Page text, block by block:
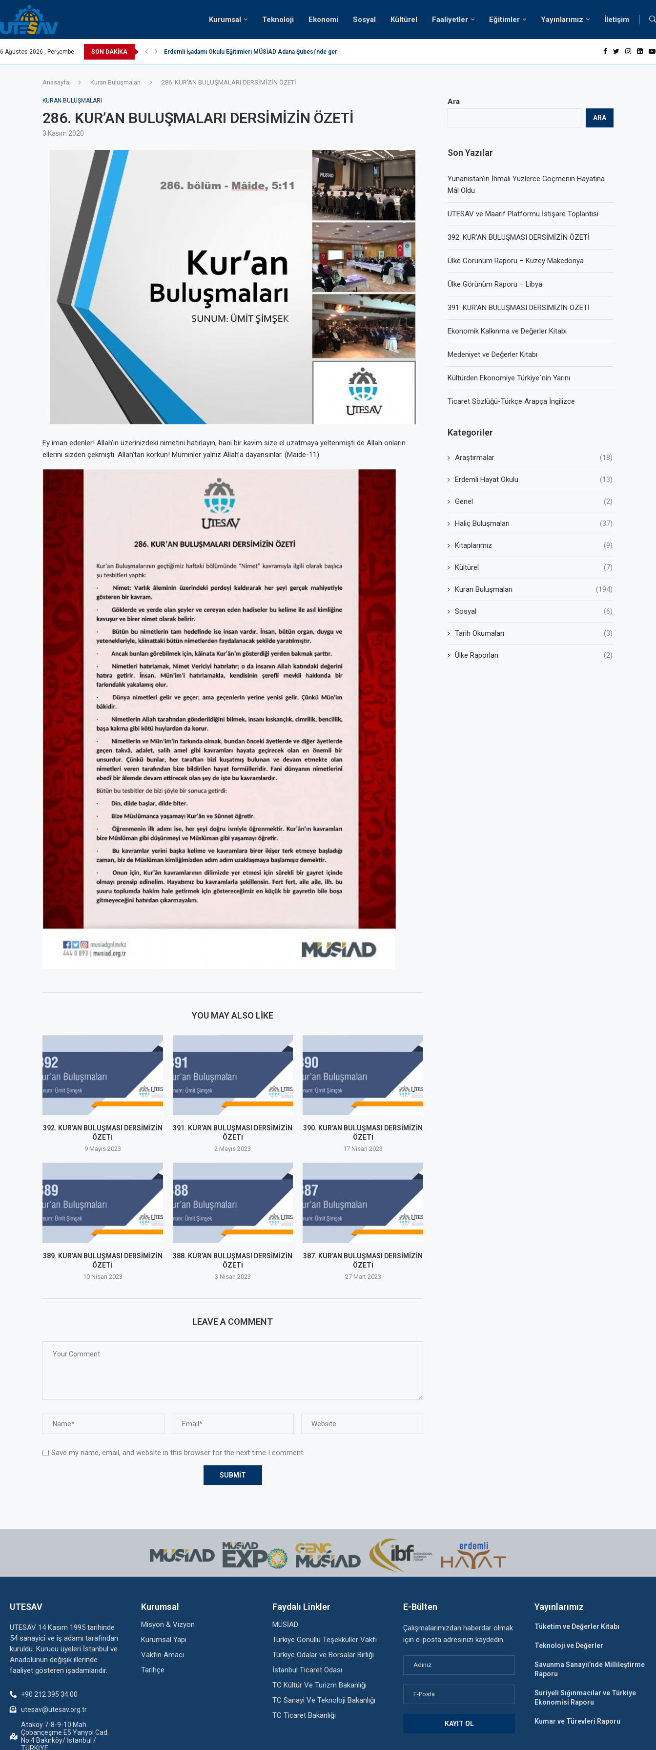
Kurumsal Teknoloji Ekonomi Sosyal Kültürel Faaliyetler Eğitimler Yayınlarımız İletişim
6 Ağustos 2026 , Perşembe SON DAKIKA Erdemli İşadamı Okulu Eğitimleri MÜSİAD Adana Şubesi’nde gerçekleştirildi.
Anasayfa Kuran Buluşmaları 286. KUR’AN BULUŞMALARI DERSİMİZİN ÖZETİ
KURAN BULUŞMALARI
286. KUR’AN BULUŞMALARI DERSİMİZİN ÖZETİ
3 Kasım 2020
Ey iman edenler! Allah’ın üzerinizdeki nimetini hatırlayın; hani bir kavim size el uzatmaya yeltenmişti de Allah onların
ellerini sizden çekmişti. Allah’tan korkun! Müminler yalnız Allah’a dayansınlar. (Maide-11)
YOU MAY ALSO LIKE
392. KUR’AN BULUŞMASI DERSİMİZİN
ÖZETİ
9 Mayıs 2023
391. KUR’AN BULUŞMASI DERSİMİZİN
ÖZETİ
2 Mayıs 2023
390. KUR’AN BULUŞMASI DERSİMİZİN
ÖZETİ
17 Nisan 2023
389. KUR’AN BULUŞMASI DERSİMİZİN
ÖZETİ
10 Nisan 2023
388. KUR’AN BULUŞMASI DERSİMİZİN
ÖZETİ
3 Nisan 2023
387. KUR’AN BULUŞMASI DERSİMİZİN
ÖZETİ
27 Mart 2023
LEAVE A COMMENT
Save my name, email, and website in this browser for the next time I comment.
Ara
ARA
Son Yazılar
Yunanistan’ın İhmali Yüzlerce Göçmenin Hayatına
Mâl Oldu
UTESAV ve Maarif Platformu İstişare Toplantısı
392. KUR’AN BULUŞMASI DERSİMİZİN ÖZETİ
Ülke Görünüm Raporu – Kuzey Makedonya
Ülke Görünüm Raporu – Libya
391. KUR’AN BULUŞMASI DERSİMİZİN ÖZETİ
Ekonomik Kalkınma ve Değerler Kitabı
Medeniyet ve Değerler Kitabı
Kültürden Ekonomiye Türkiye´nin Yarını
Ticaret Sözlüğü-Türkçe Arapça İngilizce
Kategoriler
Araştırmalar (18)
Erdemli Hayat Okulu (13)
Genel (2)
Haliç Buluşmaları (37)
Kitaplarımız (9)
Kültürel (7)
Kuran Buluşmaları (194)
Sosyal (6)
Tarih Okumaları (3)
Ülke Raporları (2)
UTESAV
UTESAV 14 Kasım 1995 tarihinde
54 sanayici ve iş adamı tarafından
kuruldu. Kurucu üyeleri İstanbul ve
Anadolunun değişik illerinde
faaliyet gösteren işadamlarıdır.
+90 212 395 34 00
utesav@utesav.org.tr
Ataköy 7-8-9-10 Mah.
Çobançeşme E5 Yanyol Cad.
No.4 Bakırköy/ İstanbul /
TÜRKİYE
Kurumsal
Misyon & Vizyon
Kurumsal Yapı
Vakfın Amacı
Tarihçe
Faydalı Linkler
MÜSİAD
Türkiye Gönüllü Teşekküller Vakfı
Türkiye Odalar ve Borsalar Birliği
İstanbul Ticaret Odası
TC Kültür Ve Turizm Bakanlığı
TC Sanayi Ve Teknoloji Bakanlığı
TC Ticaret Bakanlığı
E-Bülten
Çalışmalarımızdan haberdar olmak
için e-posta adresinizi kaydedin.
Yayınlarımız
Tüketim ve Değerler Kitabı
Teknoloji ve Değerler
Savunma Sanayii’nde Millileştirme
Raporu
Suriyeli Sığınmacılar ve Türkiye
Ekonomisi Raporu
Kumar ve Türevleri Raporu